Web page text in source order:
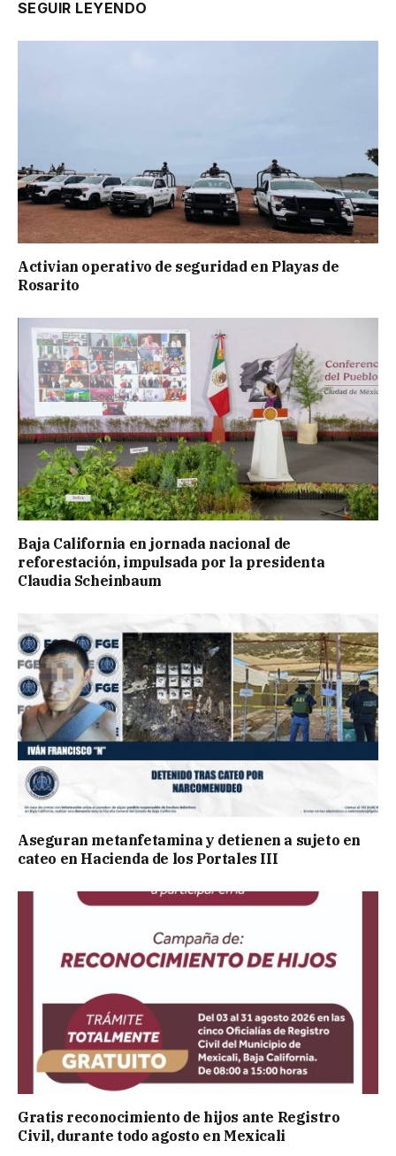
SEGUIR LEYENDO
Activian operativo de seguridad en Playas de
Rosarito
Baja California en jornada nacional de
reforestación, impulsada por la presidenta
Claudia Scheinbaum
Aseguran metanfetamina y detienen a sujeto en
cateo en Hacienda de los Portales III
Gratis reconocimiento de hijos ante Registro
Civil, durante todo agosto en Mexicali